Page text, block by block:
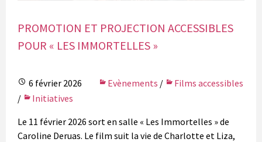
PROMOTION ET PROJECTION ACCESSIBLES
POUR « LES IMMORTELLES »
6 février 2026 Evènements /
Films accessibles
/
Initiatives
Le 11 février 2026 sort en salle « Les Immortelles » de
Caroline Deruas. Le film suit la vie de Charlotte et Liza,